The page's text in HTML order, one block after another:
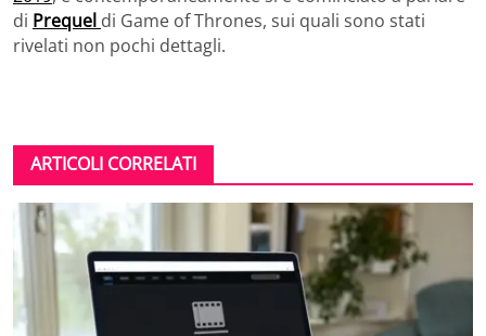
di Prequel di Game of Thrones, sui quali sono stati
rivelati non pochi dettagli.
ARTICOLI CORRELATI